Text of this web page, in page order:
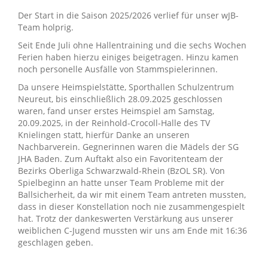
Der Start in die Saison 2025/2026 verlief für unser wJB-
Team holprig.
Seit Ende Juli ohne Hallentraining und die sechs Wochen
Ferien haben hierzu einiges beigetragen. Hinzu kamen
noch personelle Ausfälle von Stammspielerinnen.
Da unsere Heimspielstätte, Sporthallen Schulzentrum
Neureut, bis einschließlich 28.09.2025 geschlossen
waren, fand unser erstes Heimspiel am Samstag,
20.09.2025, in der Reinhold-Crocoll-Halle des TV
Knielingen statt, hierfür Danke an unseren
Nachbarverein. Gegnerinnen waren die Mädels der SG
JHA Baden. Zum Auftakt also ein Favoritenteam der
Bezirks Oberliga Schwarzwald-Rhein (BzOL SR). Von
Spielbeginn an hatte unser Team Probleme mit der
Ballsicherheit, da wir mit einem Team antreten mussten,
dass in dieser Konstellation noch nie zusammengespielt
hat. Trotz der dankeswerten Verstärkung aus unserer
weiblichen C-Jugend mussten wir uns am Ende mit 16:36
geschlagen geben.